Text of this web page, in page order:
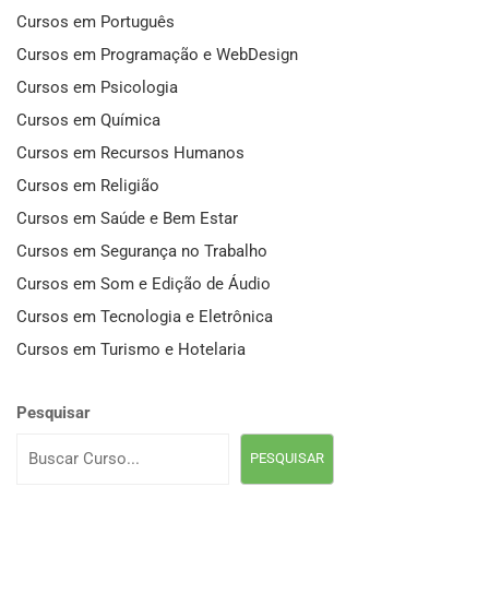
Cursos em Português
Cursos em Programação e WebDesign
Cursos em Psicologia
Cursos em Química
Cursos em Recursos Humanos
Cursos em Religião
Cursos em Saúde e Bem Estar
Cursos em Segurança no Trabalho
Cursos em Som e Edição de Áudio
Cursos em Tecnologia e Eletrônica
Cursos em Turismo e Hotelaria
Pesquisar
PESQUISAR